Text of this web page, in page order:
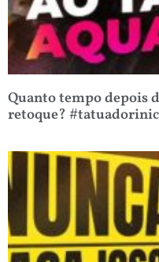
Quanto tempo depois
retoque?